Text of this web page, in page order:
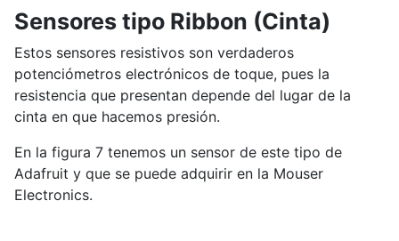
Sensores tipo Ribbon (Cinta)
Estos sensores resistivos son verdaderos
potenciómetros electrónicos de toque, pues la
resistencia que presentan depende del lugar de la
cinta en que hacemos presión.
En la figura 7 tenemos un sensor de este tipo de
Adafruit y que se puede adquirir en la Mouser
Electronics.